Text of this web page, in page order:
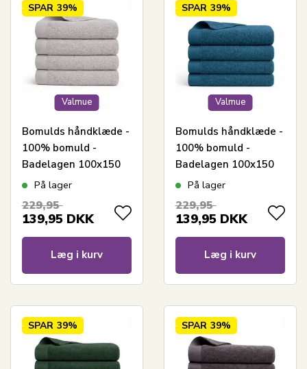
Valmue
SPAR 39%
Bomulds håndklæde -
100% bomuld -
Badelagen 100x150
cm - Valmue - Lysegrå
På lager
229,95
139,95 DKK
Læg i kurv
Valmue
SPAR 39%
Bomulds håndklæde -
100% bomuld -
Badelagen 100x150
cm - Valmue -
På lager
229,95
139,95 DKK
Læg i kurv
SPAR 39% SPAR 39%